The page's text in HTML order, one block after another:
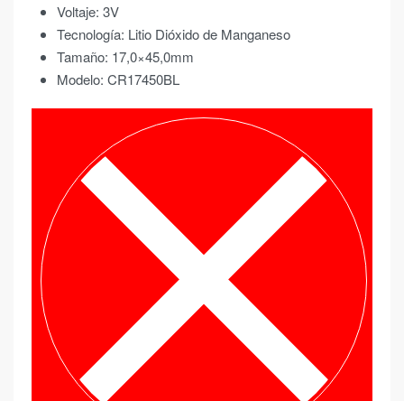
Voltaje: 3V
Tecnología: Litio Dióxido de Manganeso
Tamaño: 17,0×45,0mm
Modelo: CR17450BL